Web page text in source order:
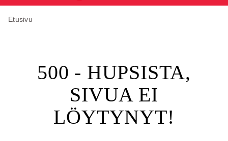
Etusivu
500 - HUPSISTA,
SIVUA EI
LÖYTYNYT!